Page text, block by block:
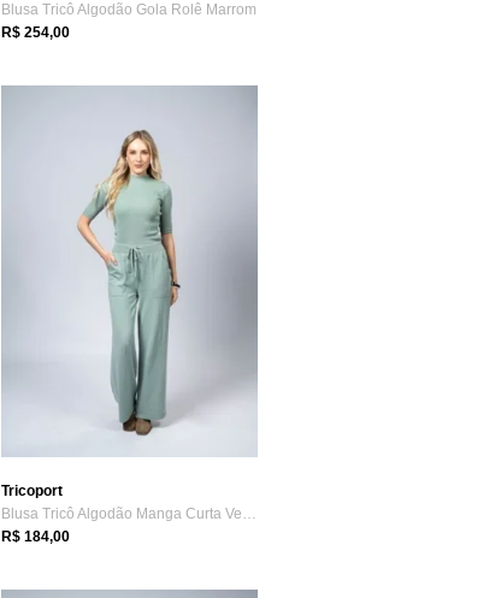
Blusa Tricô Algodão Gola Rolê Marrom
R$ 254,00
Tricoport
Blusa Tricô Algodão Manga Curta Verde
R$ 184,00